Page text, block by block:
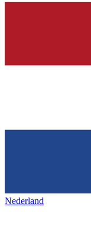
Nederland